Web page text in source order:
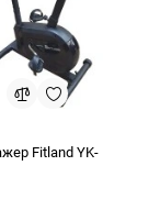
Fitland YK-